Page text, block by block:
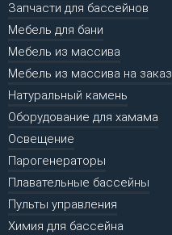
Запчасти для бассейнов
Мебель для бани
Мебель из массива
Мебель из массива на заказ
Натуральный камень
Оборудование для хамама
Освещение
Парогенераторы
Плавательные бассейны
Пульты управления
Химия для бассейна